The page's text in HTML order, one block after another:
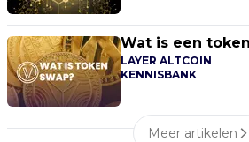
Wat is een
LAYER ALTCOIN
KENNISBANK
Meer artikelen